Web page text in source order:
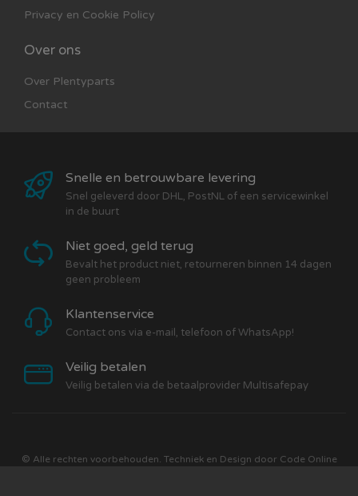
Privacy en Cookie Policy
Over ons
Over Plentyparts
Contact
Snelle en betrouwbare levering
Snel geleverd door DHL, PostNL of een servicewinkel
in de buurt
Niet goed, geld terug
Bevalt het product niet, retourneren binnen 14 dagen
geen probleem
Klantenservice
Contact ons via e-mail, telefoon of WhatsApp!
Veilig betalen
Veilig betalen via de betaalprovider Multisafepay
© Alle rechten voorbehouden. Techniek en Design door Code Online